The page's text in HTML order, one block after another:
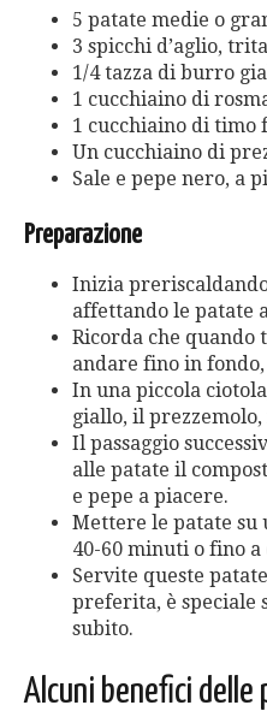
5 patate medie o
3 spicchi d’aglio,
1/4 tazza di burro
1 cucchiaino di
1 cucchiaino di timo
Un cucchiaino di
Sale e pepe nero, a
Preparazione
Inizia
affettando le patate
Ricorda che quando
andare fino in
In una piccola
giallo, il
Il passaggio
alle patate il
e pepe a piacere.
Mettere le patate su
40-60 minuti o fino
Servite queste
preferita, è speciale
subito.
Alcuni benefici delle